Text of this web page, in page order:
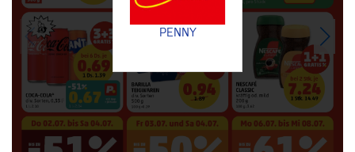
PENNY